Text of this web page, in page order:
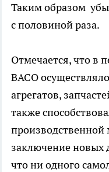
Таким образом
с половиной раза.
Отмечается, что в
ВАСО
агрегатов,
также
заключение новых
что ни одного